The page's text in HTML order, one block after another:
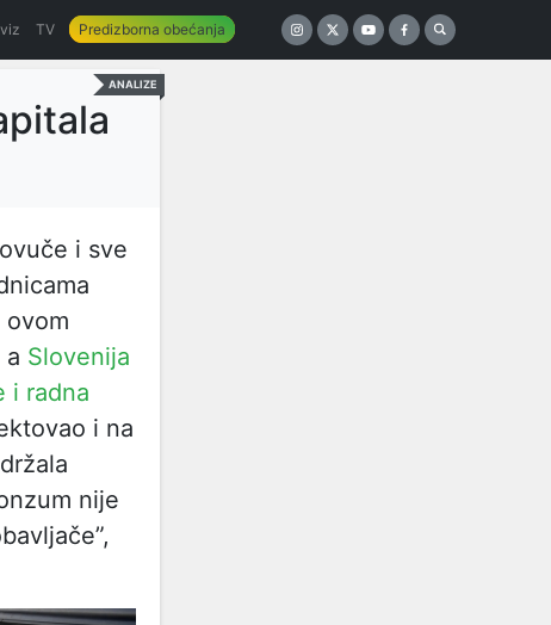
TV Predizborna obećanja
ANALIZE
i sve
ovom
a Slovenija
i radna
i na
nije